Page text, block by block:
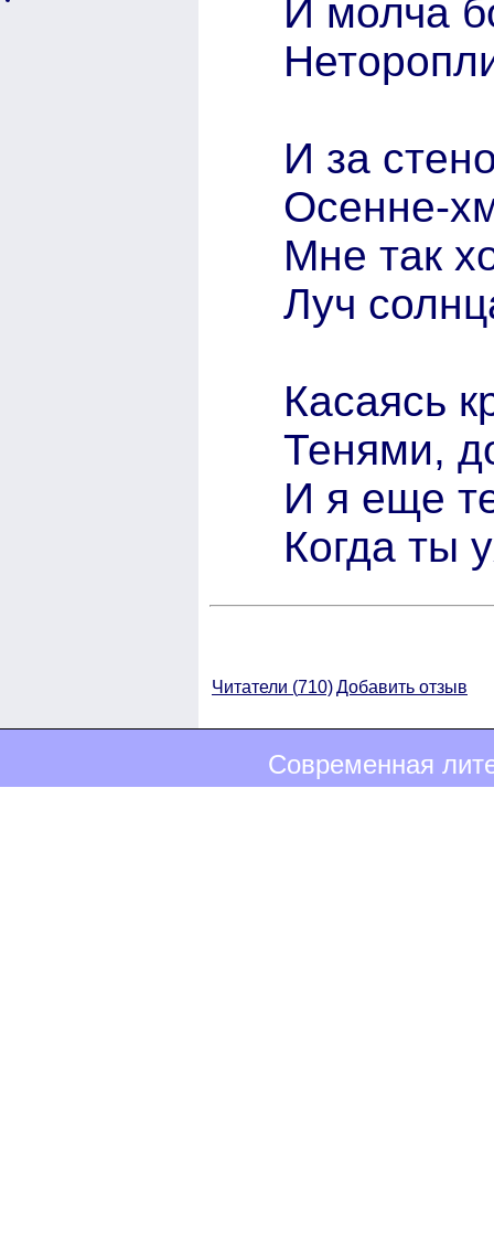
И молча
И за
Осенне-
Мне так
Луч
Касаясь
Тенями,
И я еще
Когда ты
Читатели (710)Добавить отзыв
Современная